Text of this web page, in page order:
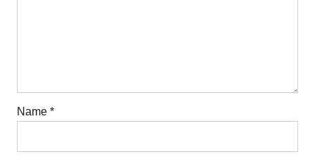
Name *